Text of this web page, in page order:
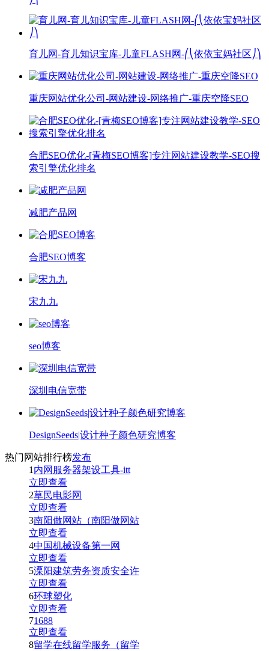
育儿网-育儿知识宝库-儿童FLASH网-⎛⎝依依宝妈社区⎠⎞
重庆网站优化公司-网站建设-网络推广-重庆空降SEO
合肥SEO优化-[青梅SEO博客]专注网站建设教学-SEO搜
索引擎优化排名
减肥产品网
合肥SEO博客
宋九九
seo博客
深圳电信宽带
DesignSeeds|设计种子颜色研究博客
热门网站排行榜发布
1 内网服务器架设工具-itt
立即查看
2草民电影网
立即查看
3南阳做网站（南阳做网站
立即查看
4中国机械设备第一网
立即查看
5溧阳建筑劳务资质安全许
立即查看
6环球塑化
立即查看
71688
立即查看
8留学在线留学服务（留学